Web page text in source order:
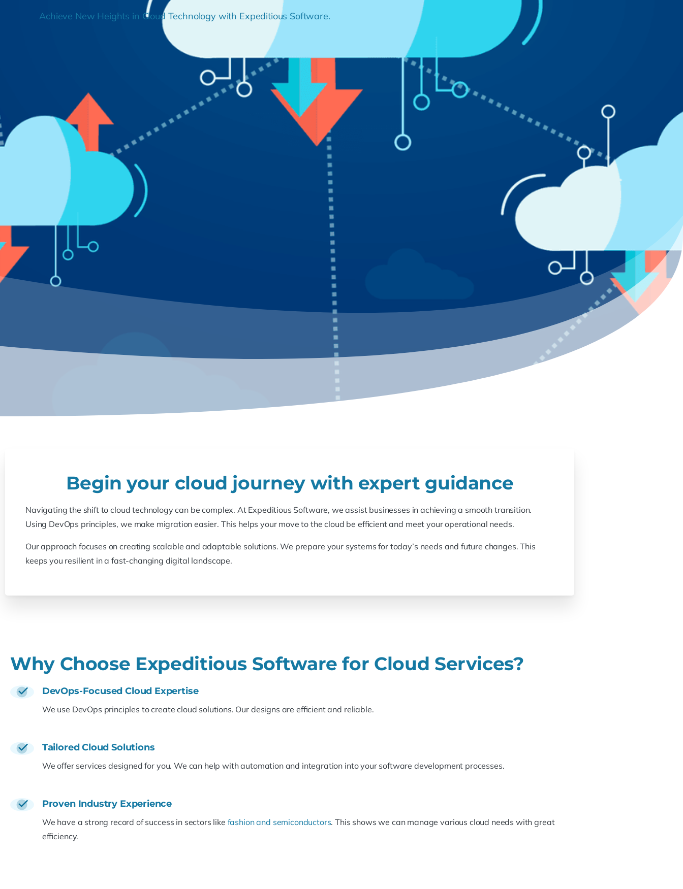
Achieve New Heights in Cloud Technology with Expeditious Software.
Begin your cloud journey with expert guidance
Navigating the shift to cloud technology can be complex. At Expeditious Software, we assist businesses in achieving a smooth transition.
Using DevOps principles, we make migration easier. This helps your move to the cloud be efficient and meet your operational needs.
Our approach focuses on creating scalable and adaptable solutions. We prepare your systems for today’s needs and future changes. This
keeps you resilient in a fast-changing digital landscape.
Why Choose Expeditious Software for Cloud Services?
DevOps-Focused Cloud Expertise
We use DevOps principles to create cloud solutions. Our designs are efficient and reliable.
Tailored Cloud Solutions
We offer services designed for you. We can help with automation and integration into your software development processes.
Proven Industry Experience
We have a strong record of success in sectors like fashion and semiconductors. This shows we can manage various cloud needs with great
efficiency.